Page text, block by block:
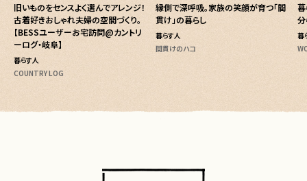
旧いものをセンスよく選んでアレンジ！
古着好きおしゃれ夫婦の空間づくり。
【BESSユーザーお宅訪問@カントリ
ーログ・岐阜】
暮らす人
COUNTRY LOG
縁側で深呼吸。家族の笑顔が育つ「間
貫け」の暮らし
暮らす人
間貫けのハコ
暮
分
暮